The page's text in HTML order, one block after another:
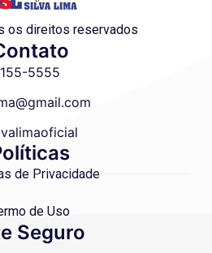
os direitos reservados
5555
de Privacidade
de Uso
Seguro